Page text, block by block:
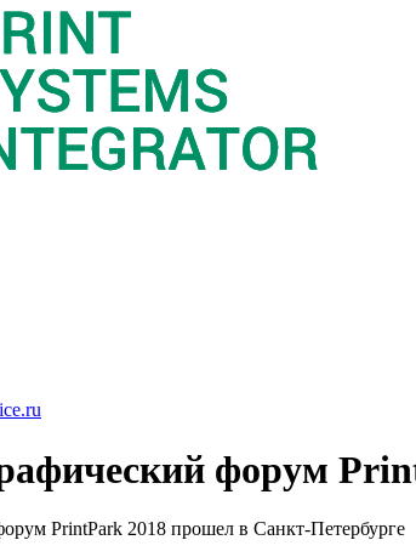
форум